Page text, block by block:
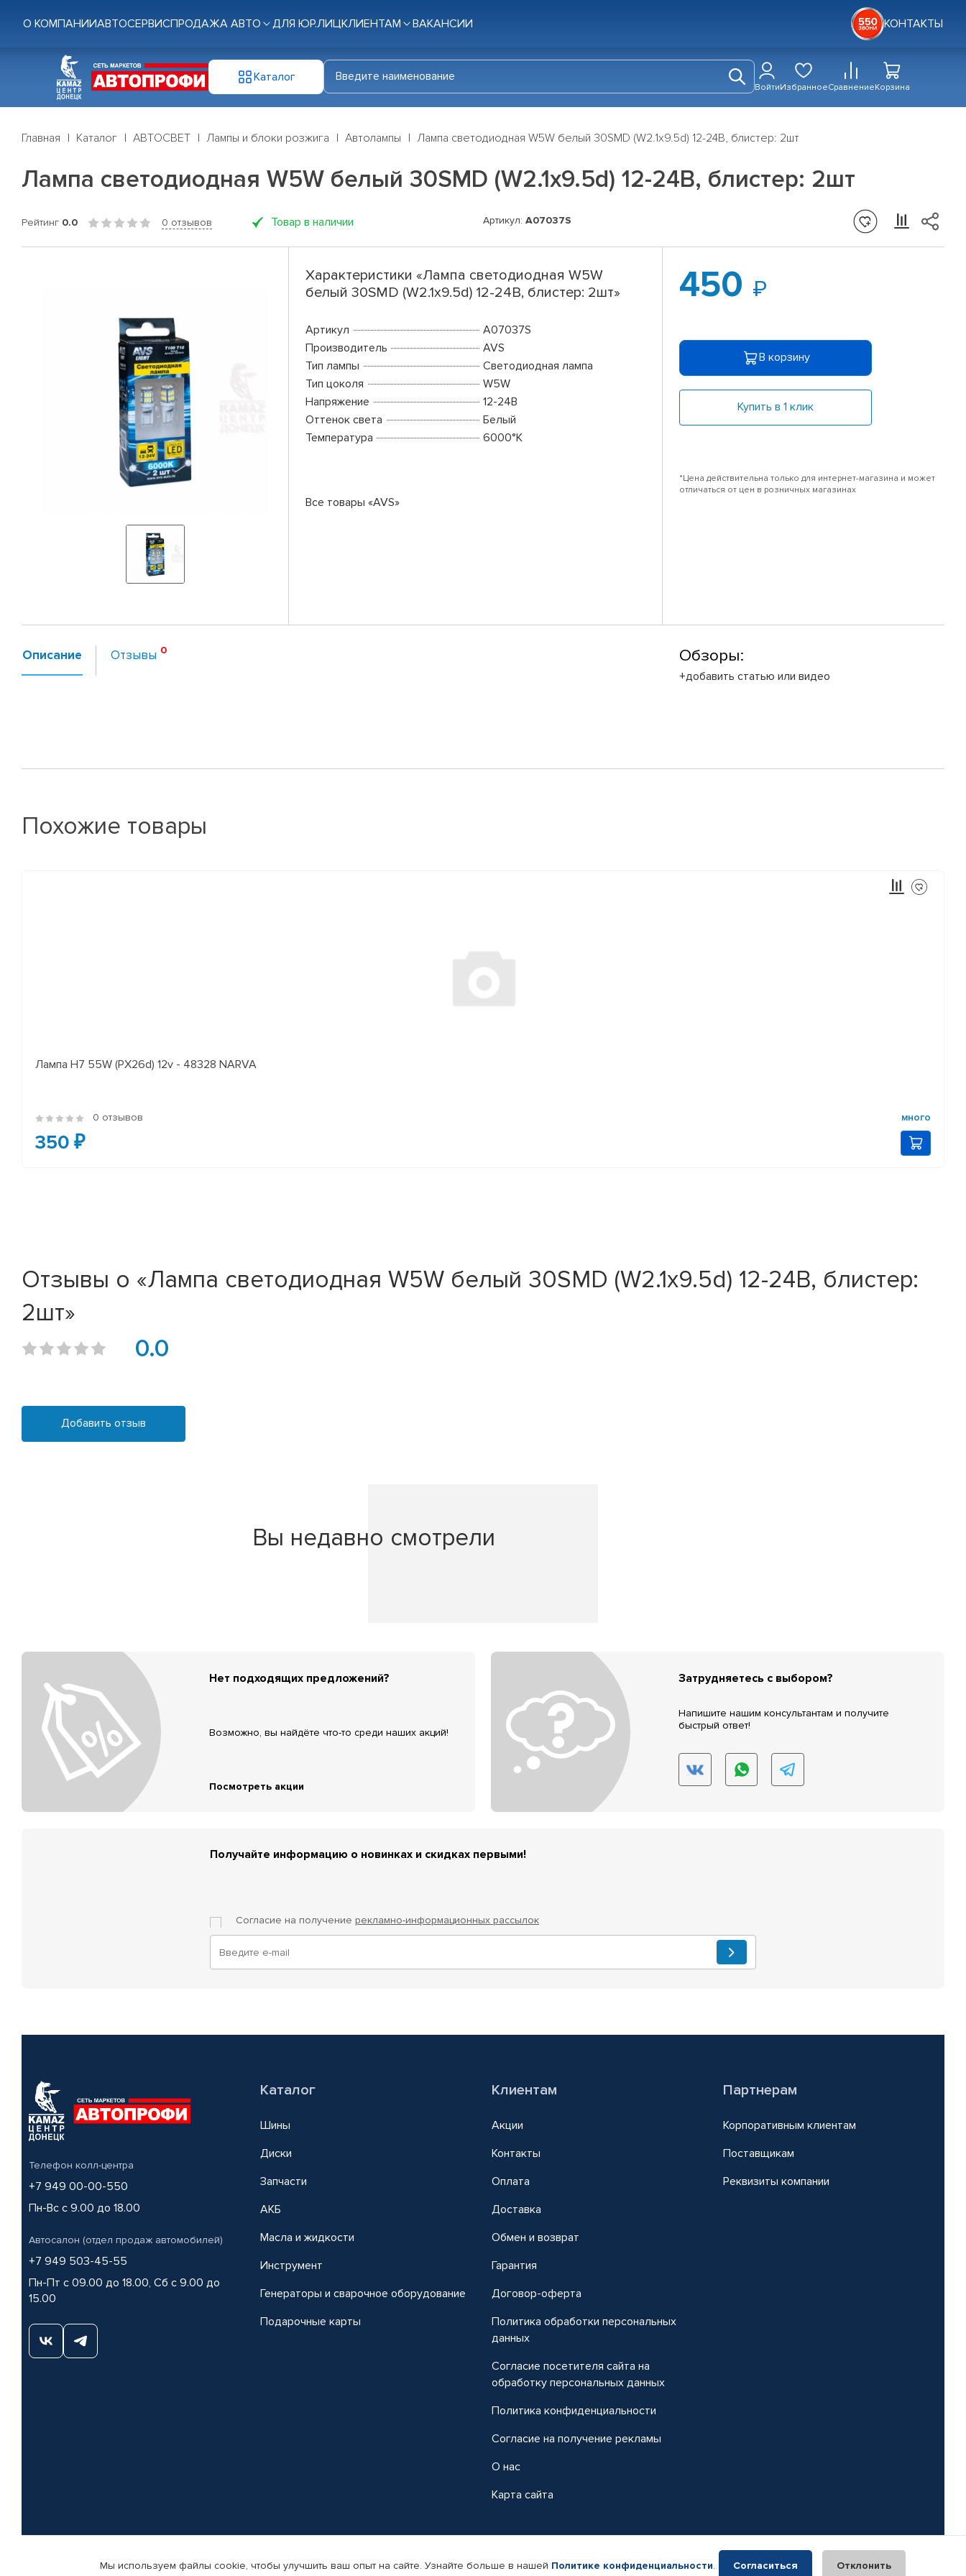
О КОМПАНИИАВТОСЕРВИСПРОДАЖА АВТО ДЛЯ ЮР.ЛИЦКЛИЕНТАМ ВАКАНСИИ КОНТАКТЫ
Каталог
ВойтиИзбранноеСравнениеКорзина
Главная Каталог АВТОСВЕТ Лампы и блоки розжига Автолампы Лампа светодиодная W5W белый 30SMD (W2.1x9.5d) 12-24В, блистер: 2шт
Лампа светодиодная W5W белый 30SMD (W2.1x9.5d) 12-24В, блистер: 2шт
Рейтинг 0.0 0 отзывов Товар в наличии Артикул: A07037S
Характеристики «Лампа светодиодная W5W
белый 30SMD (W2.1x9.5d) 12-24В, блистер: 2шт»
Артикул
A07037S
Производитель
AVS
Тип лампы
Светодиодная лампа
Тип цоколя
W5W
Напряжение
12-24В
Оттенок света
Белый
Температура
6000°K
Все товары «AVS»
450
В корзину
Купить в 1 клик
*Цена действительна только для интернет-магазина и может
отличаться от цен в розничных магазинах
Описание Отзывы Обзоры:
+добавить статью или видео
Похожие товары
Лампа H7 55W (PX26d) 12v - 48328 NARVA
0 отзывов много
350 ₽
Отзывы о «Лампа светодиодная W5W белый 30SMD (W2.1x9.5d) 12-24В, блистер:
2шт»
0.0
Добавить отзыв
Вы недавно смотрели
Нет подходящих предложений?
Возможно, вы найдёте что-то среди наших акций!
Посмотреть акции
Затрудняетесь с выбором?
Напишите нашим консультантам и получите
быстрый ответ!
Получайте информацию о новинках и скидках первыми!
Согласие на получение рекламно-информационных рассылок
Телефон колл-центра
+7 949 00-00-550
Пн-Вс с 9.00 до 18.00
Автосалон (отдел продаж автомобилей)
+7 949 503-45-55
Пн-Пт с 09.00 до 18.00, Сб с 9.00 до
15.00
Каталог
Шины
Диски
Запчасти
АКБ
Масла и жидкости
Инструмент
Генераторы и сварочное оборудование
Подарочные карты
Клиентам
Акции
Контакты
Оплата
Доставка
Обмен и возврат
Гарантия
Договор-оферта
Политика обработки персональных
данных
Согласие посетителя сайта на
обработку персональных данных
Политика конфиденциальности
Согласие на получение рекламы
О нас
Карта сайта
Партнерам
Корпоративным клиентам
Поставщикам
Реквизиты компании
© КАМАЗ ЦЕНТР ДОНЕЦК, 2015-2026. Все права защищены. Интернет-магазин автомобильных товаров Автопрофи.
Мы используем файлы cookie, чтобы улучшить ваш опыт на сайте. Узнайте больше в нашей Политике конфиденциальности. Согласиться Отклонить